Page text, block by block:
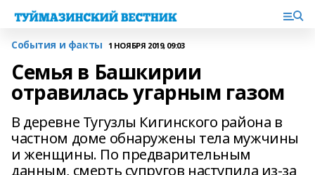
События и факты 1 НОЯБРЯ 2019, 09:03
Семья в Башкирии
отравилась угарным газом
В деревне Тугузлы Кигинского района в
частном доме обнаружены тела мужчины
и женщины. По предварительным
данным, смерть супругов наступила из-за